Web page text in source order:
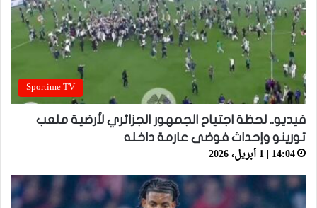
Sportime TV
فيديو.. لحظة اجتياح الجمهور الجزائري لأرضية ملعب
تورينو وإحداث فوضى عارمة داخله
14:04 | 1 أبريل، 2026